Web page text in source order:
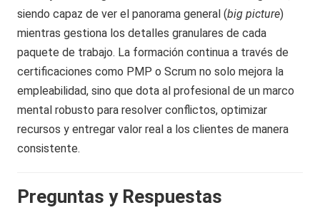
siendo capaz de ver el panorama general (big picture)
mientras gestiona los detalles granulares de cada
paquete de trabajo. La formación continua a través de
certificaciones como PMP o Scrum no solo mejora la
empleabilidad, sino que dota al profesional de un marco
mental robusto para resolver conflictos, optimizar
recursos y entregar valor real a los clientes de manera
consistente.
Preguntas y Respuestas